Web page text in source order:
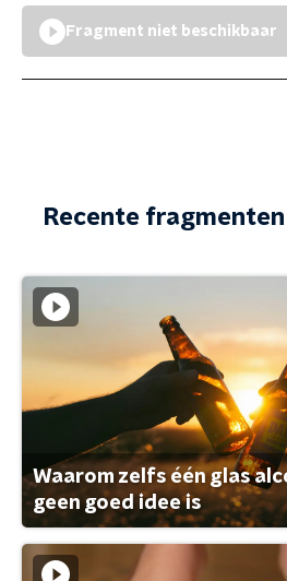
Fragment niet beschikbaar
Recente fragmenten
Waarom zelfs één glas
geen goed idee is